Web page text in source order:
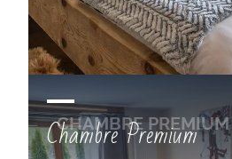
Chambre Premium